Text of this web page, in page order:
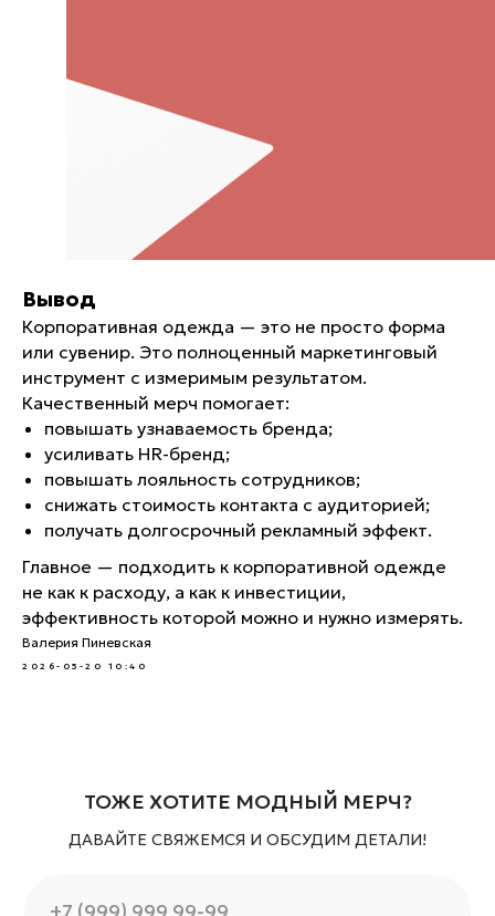
Вывод
Корпоративная одежда — это не просто форма
или сувенир. Это полноценный маркетинговый
инструмент с измеримым результатом.
Качественный мерч помогает:
повышать узнаваемость бренда;
усиливать HR-бренд;
повышать лояльность сотрудников;
снижать стоимость контакта с аудиторией;
получать долгосрочный рекламный эффект.
Главное — подходить к корпоративной одежде
не как к расходу, а как к инвестиции,
эффективность которой можно и нужно измерять.
Валерия Пиневская
2026-05-20 10:40